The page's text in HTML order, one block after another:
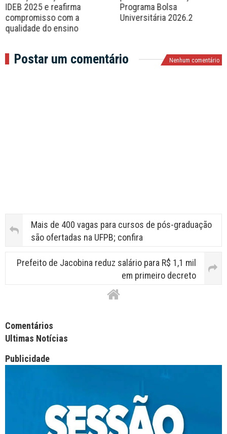
IDEB 2025 e reafirma
compromisso com a
qualidade do ensino
Programa Bolsa
Universitária 2026.2
Postar um comentário Nenhum comentário
Mais de 400 vagas para cursos de pós-graduação
são ofertadas na UFPB; confira
Prefeito de Jacobina reduz salário para R$ 1,1 mil
em primeiro decreto
Facebook Comments APPID
Comentários
Ultimas Notícias
Publicidade